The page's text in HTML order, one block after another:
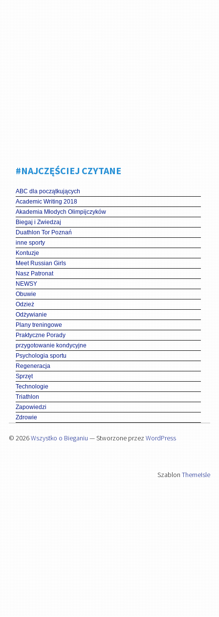
#NAJCZĘŚCIEJ CZYTANE
ABC dla początkujących
Academic Writing 2018
Akademia Młodych Olimpijczyków
Biegaj i Zwiedzaj
Duathlon Tor Poznań
inne sporty
Kontuzje
Meet Russian Girls
Nasz Patronat
NEWSY
Obuwie
Odzież
Odżywianie
Plany treningowe
Praktyczne Porady
przygotowanie kondycyjne
Psychologia sportu
Regeneracja
Sprzęt
Technologie
Triathlon
Zapowiedzi
Zdrowie
© 2026Wszystko o Bieganiu — Stworzone przez WordPress
SzablonThemeIsle